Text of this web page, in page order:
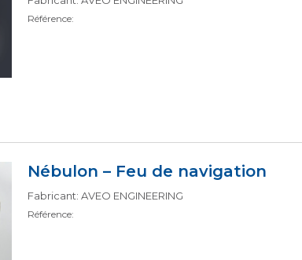
Référence:
Nébulon – Feu de navigation
Fabricant: AVEO ENGINEERING
Référence: